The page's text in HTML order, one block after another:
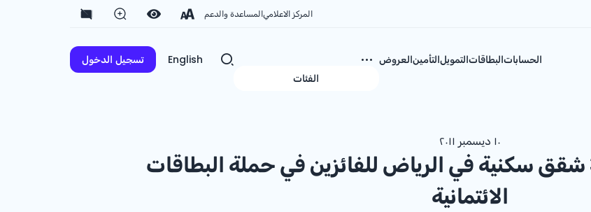
المركز الاعلاميالمساعدة والدعم
الحساباتالبطاقاتالتمويلالتأمينالعروض
الفئات
English تسجيل الدخول
١٠ ديسمبر ٢٠١١
مصرف الراجحي يقدم 3 شقق سكنية في الرياض للفائزين في حملة البطاقات
الائتمانية